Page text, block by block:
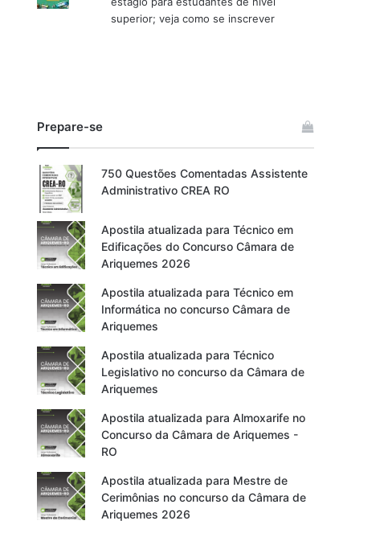
superior; veja como se inscrever
Prepare-se
750 Questões Comentadas Assistente
Administrativo CREA RO
Apostila atualizada para Técnico em
Edificações do Concurso Câmara de
Ariquemes 2026
Apostila atualizada para Técnico em
Informática no concurso Câmara de
Ariquemes
Apostila atualizada para Técnico
Legislativo no concurso da Câmara de
Ariquemes
Apostila atualizada para Almoxarife no
Concurso da Câmara de Ariquemes -
RO
Apostila atualizada para Mestre de
Cerimônias no concurso da Câmara de
Ariquemes 2026